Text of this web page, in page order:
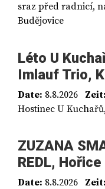
sraz před radnicí,
Budějovice
Léto U
Imlauf Trio,
Date: 8.8.2026 Zeit:
Hostinec U
ZUZANA
REDL,
Date: 8.8.2026 Zeit: